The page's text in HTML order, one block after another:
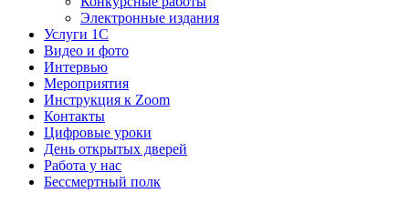
Электронные издания
Услуги 1C
Видео и фото
Интервью
Мероприятия
Инструкция к Zoom
Контакты
Цифровые уроки
День открытых дверей
Работа у нас
Бессмертный полк